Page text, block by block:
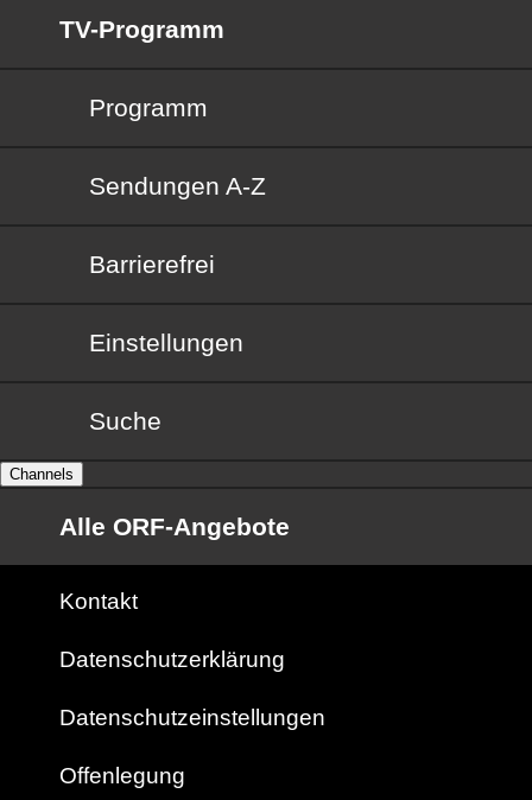
TV-Programm
Programm
Sendungen von A bis Z
Sendungen A-Z
Barrierefrei
Barrierefrei
Einstellungen
Suche
Channels
Alle ORF-Angebote
Kontakt
Datenschutzerklärung
Datenschutzeinstellungen
Offenlegung